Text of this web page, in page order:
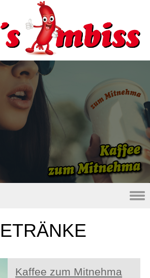
Kaffee zum Mitnehma